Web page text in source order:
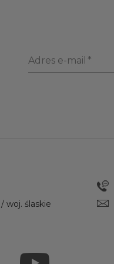
Adres e-mail
woj. ślaskie